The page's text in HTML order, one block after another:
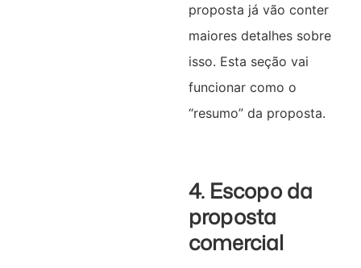
proposta já vão conter
maiores detalhes sobre
isso. Esta seção vai
funcionar como o
“resumo” da proposta.
4. Escopo da
proposta
comercial